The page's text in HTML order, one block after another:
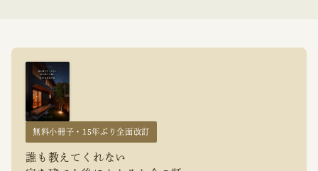
無料小冊子・15年ぶり全面改訂
誰も教えてくれない